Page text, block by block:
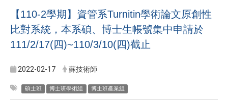
【110-2學期】資管系Turnitin學術論文原創性
比對系統，本系碩、博士生帳號集中申請於
111/2/17(四)~110/3/10(四)截止
2022-02-17 蘇技術師
碩士班 博士班學術組 博士班產業組